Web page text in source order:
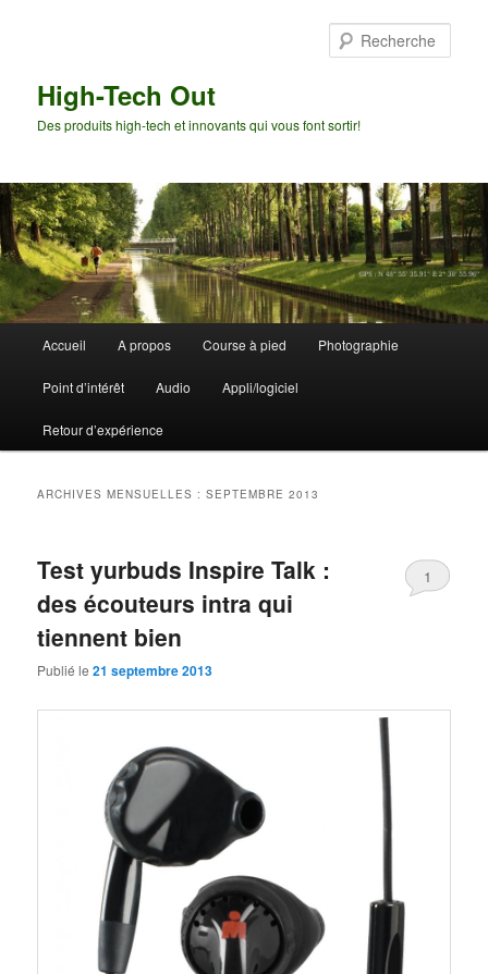
High-Tech Out
Des produits high-tech et innovants qui vous font sortir!
principal
Accueil A propos Course à pied Photographie
Point d’intérêt Audio Appli/logiciel
Retour d’expérience
ARCHIVES MENSUELLES :SEPTEMBRE 2013
Test yurbuds Inspire Talk :
des écouteurs intra qui
tiennent bien
Publié le21 septembre 2013
1